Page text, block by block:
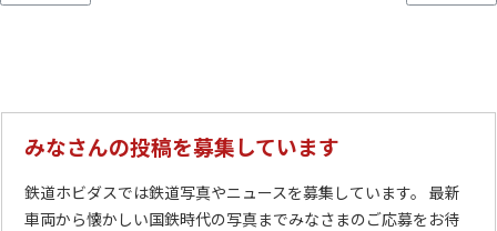
みなさんの投稿を募集しています
鉄道ホビダスでは鉄道写真やニュースを募集しています。 最新
車両から懐かしい国鉄時代の写真までみなさまのご応募をお待